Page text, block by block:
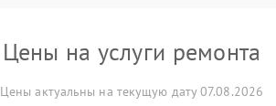
Цены на услуги ремонта
Цены актуальны на текущую дату 07.08.2026